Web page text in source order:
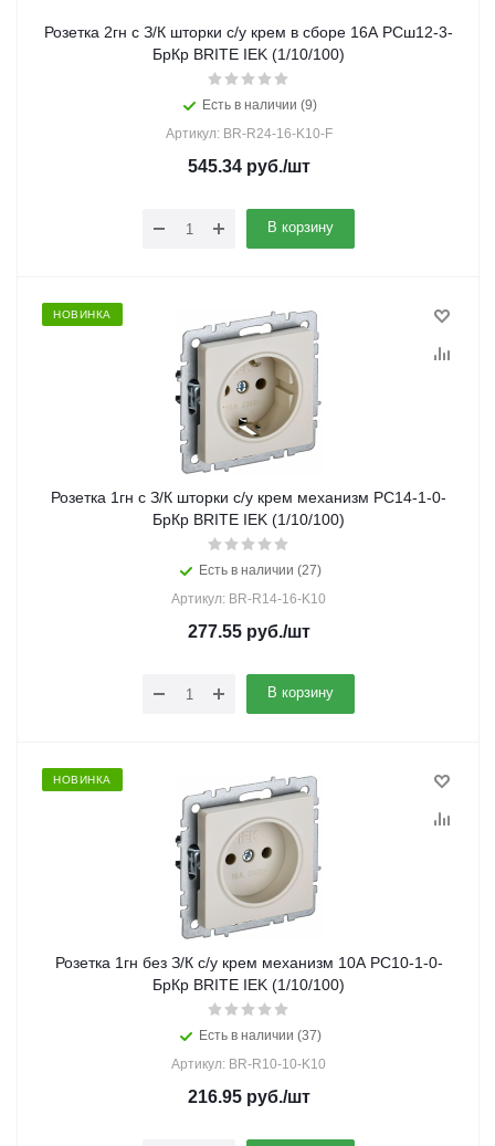
Розетка 2гн с З/К шторки с/у крем в сборе 16А РСш12-3-
БрКр BRITE IEK (1/10/100)
Есть в наличии (9)
Артикул: BR-R24-16-K10-F
545.34руб./шт
В корзину
НОВИНКА
Розетка 1гн с З/К шторки с/у крем механизм РС14-1-0-
БрКр BRITE IEK (1/10/100)
Есть в наличии (27)
Артикул: BR-R14-16-K10
277.55руб./шт
В корзину
НОВИНКА
Розетка 1гн без З/К с/у крем механизм 10А РС10-1-0-
БрКр BRITE IEK (1/10/100)
Есть в наличии (37)
Артикул: BR-R10-10-K10
216.95руб./шт